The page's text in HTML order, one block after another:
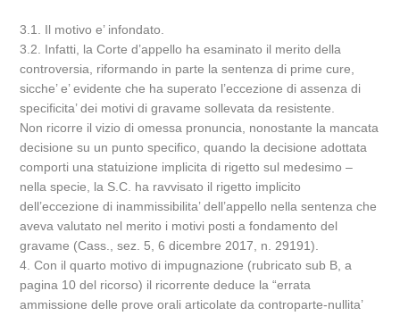
3.1. Il motivo e’ infondato.
3.2. Infatti, la Corte d’appello ha esaminato il merito della
controversia, riformando in parte la sentenza di prime cure,
sicche’ e’ evidente che ha superato l’eccezione di assenza di
specificita’ dei motivi di gravame sollevata da resistente.
Non ricorre il vizio di omessa pronuncia, nonostante la mancata
decisione su un punto specifico, quando la decisione adottata
comporti una statuizione implicita di rigetto sul medesimo –
nella specie, la S.C. ha ravvisato il rigetto implicito
dell’eccezione di inammissibilita’ dell’appello nella sentenza che
aveva valutato nel merito i motivi posti a fondamento del
gravame (Cass., sez. 5, 6 dicembre 2017, n. 29191).
4. Con il quarto motivo di impugnazione (rubricato sub B, a
pagina 10 del ricorso) il ricorrente deduce la “errata
ammissione delle prove orali articolate da controparte-nullita’